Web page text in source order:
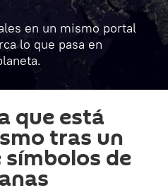
en un mismo portal
lo que pasa en
que está
tras un
de